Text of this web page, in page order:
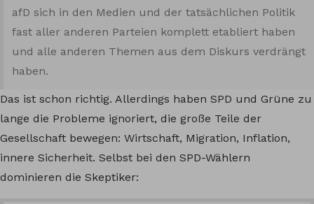
afD sich in den Medien und der tatsächlichen Politik
fast aller anderen Parteien komplett etabliert haben
und alle anderen Themen aus dem Diskurs verdrängt
haben.
Das ist schon richtig. Allerdings haben SPD und Grüne zu
lange die Probleme ignoriert, die große Teile der
Gesellschaft bewegen: Wirtschaft, Migration, Inflation,
innere Sicherheit. Selbst bei den SPD-Wählern
dominieren die Skeptiker: